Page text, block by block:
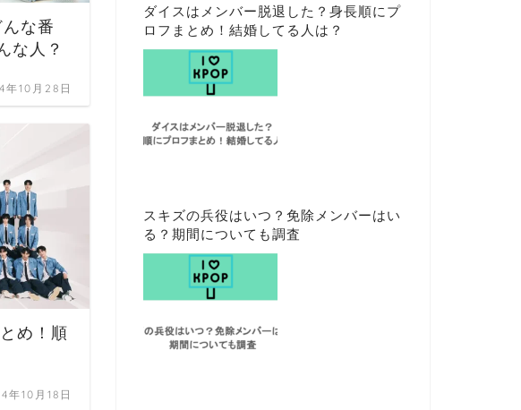
な番
な人？
年10月28日
め！順
年10月18日
ダイスはメンバー脱退した？身長順にプ
ロフまとめ！結婚してる人は？
スキズの兵役はいつ？免除メンバーはい
る？期間についても調査